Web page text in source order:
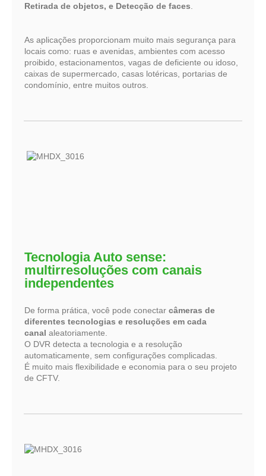
Retirada de objetos, e Detecção de faces
As aplicações proporcionam muito mais segurança para
locais como: ruas e avenidas, ambientes com acesso
proibido, estacionamentos, vagas de deficiente ou idoso,
caixas de supermercado, casas lotéricas, portarias de
condomínio, entre muitos outros.
Tecnologia Auto sense:
multirresoluções com canais
independentes
De forma prática, você pode conectar câmeras de
diferentes tecnologias e resoluções em cada
canal aleatoriamente.
O DVR detecta a tecnologia e a resolução
automaticamente, sem configurações complicadas.
É muito mais flexibilidade e economia para o seu projeto
de CFTV.